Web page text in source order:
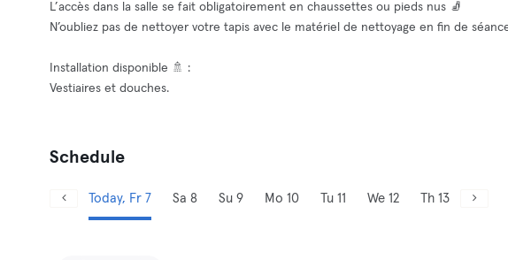
L’accès dans la salle se fait obligatoirement en chaussettes ou pieds nus 🧦
N’oubliez pas de nettoyer votre tapis avec le matériel de nettoyage en fin de
Installation disponible 🚿 :
Vestiaires et douches.
Schedule
Today, Fr 7 Sa 8 Su 9 Mo 10 Tu 11 We 12 Th 13